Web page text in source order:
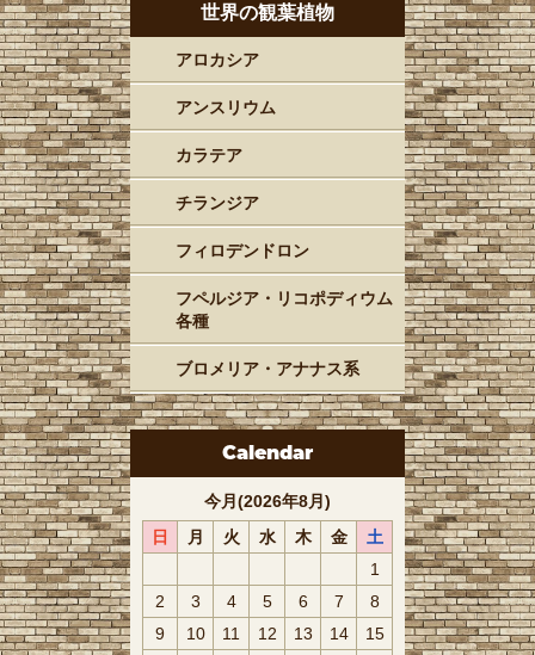
世界の観葉植物
アロカシア
アンスリウム
カラテア
チランジア
フィロデンドロン
フペルジア・リコポディウム
各種
ブロメリア・アナナス系
Calendar
今月(2026年8月)
日
月 火 水 木 金
土
1
2
3 4 5 6 7
8
9
10 11 12 13 14
15